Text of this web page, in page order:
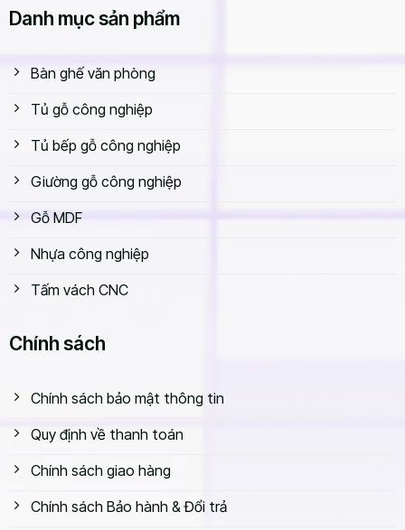
Danh mục sản phẩm
Bàn ghế văn phòng
Tủ gỗ công nghiệp
Tủ bếp gỗ công nghiệp
Giường gỗ công nghiệp
Gỗ MDF
Nhựa công nghiệp
Tấm vách CNC
Chính sách
Chính sách bảo mật thông tin
Quy định về thanh toán
Chính sách giao hàng
Chính sách Bảo hành & Đổi trả